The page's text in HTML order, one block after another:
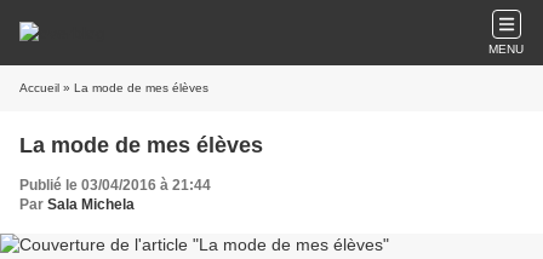
MENU
Accueil » La mode de mes élèves
La mode de mes élèves
Publié le 03/04/2016 à 21:44
Par Sala Michela